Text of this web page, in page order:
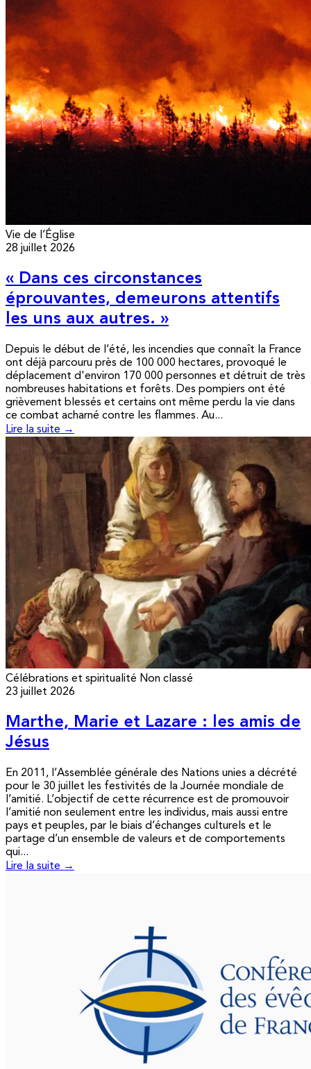
Vie de l’Église
28 juillet 2026
« Dans ces circonstances
éprouvantes, demeurons attentifs
les uns aux autres. »
Depuis le début de l’été, les incendies que connaît la France
ont déjà parcouru près de 100 000 hectares, provoqué le
déplacement d'environ 170 000 personnes et détruit de très
nombreuses habitations et forêts. Des pompiers ont été
grièvement blessés et certains ont même perdu la vie dans
ce combat acharné contre les flammes. Au...
Lire la suite →
Célébrations et spiritualité Non classé
23 juillet 2026
Marthe, Marie et Lazare : les amis de
Jésus
En 2011, l’Assemblée générale des Nations unies a décrété
pour le 30 juillet les festivités de la Journée mondiale de
l’amitié. L’objectif de cette récurrence est de promouvoir
l’amitié non seulement entre les individus, mais aussi entre
pays et peuples, par le biais d’échanges culturels et le
partage d’un ensemble de valeurs et de comportements
qui...
Lire la suite →